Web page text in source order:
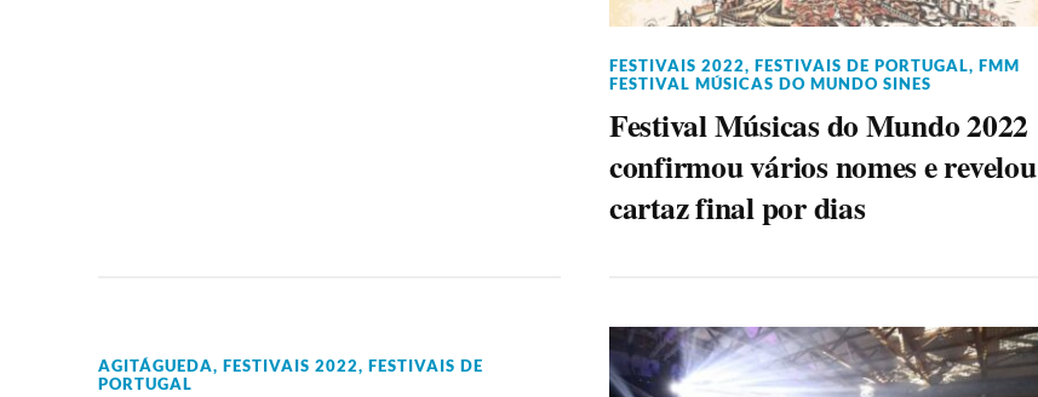
FESTIVAIS 2022, FESTIVAIS DE PORTUGAL, FMM
FESTIVAL MÚSICAS DO MUNDO SINES
Festival Músicas do Mundo 2022
confirmou vários nomes e revelou
cartaz final por dias
AGITÁGUEDA, FESTIVAIS 2022, FESTIVAIS DE
PORTUGAL